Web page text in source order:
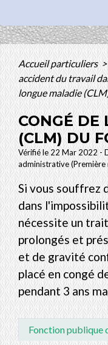
Accueil particuliers>
accident du travail
longue maladie
CONGÉ DE
(CLM) DU
Vérifié le 22 Mar 2022 -
administrative (Première
Si vous souffrez
dans
nécessite un
prolongés et
et de gravité
placé en congé
pendant 3 ans
Fonction publique